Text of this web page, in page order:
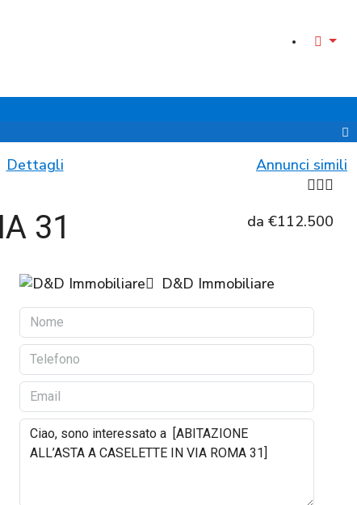
Dettagli Annunci simili
31 da €112.500
D&D Immobiliare